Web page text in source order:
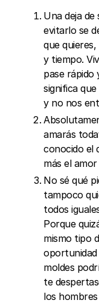
Una deja
evitarlo se
que
y tiempo.
pase rápido
significa
y no nos
amarás
conocido el
más el
No sé qué
tampoco
todos
Porque
mismo tipo
moldes
te
los